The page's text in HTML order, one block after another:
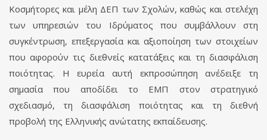
Κοσμήτορες και μέλη ΔΕΠ των Σχολών, καθώς και στελέχη
των υπηρεσιών του Ιδρύματος που συμβάλλουν στη
συγκέντρωση, επεξεργασία και αξιοποίηση των στοιχείων
που αφορούν τις διεθνείς κατατάξεις και τη διασφάλιση
ποιότητας. Η ευρεία αυτή εκπροσώπηση ανέδειξε τη
σημασία που αποδίδει το ΕΜΠ στον στρατηγικό
σχεδιασμό, τη διασφάλιση ποιότητας και τη διεθνή
προβολή της Ελληνικής ανώτατης εκπαίδευσης.